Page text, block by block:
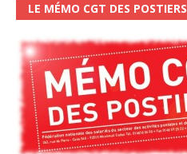
LE MÉMO CGT DES POSTIERS